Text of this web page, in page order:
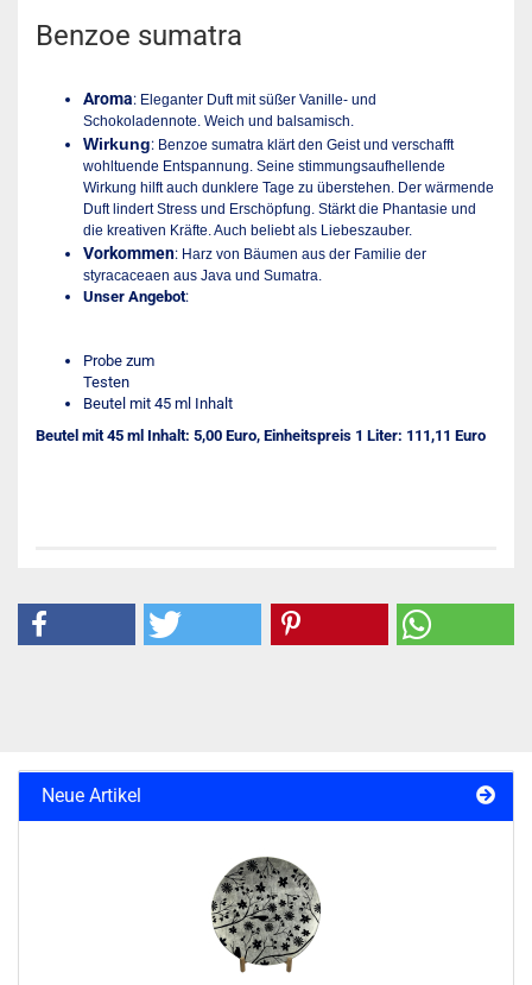
Benzoe sumatra
Aroma: Eleganter Duft mit süßer Vanille- und
Schokoladennote. Weich und balsamisch.
Wirkung: Benzoe sumatra klärt den Geist und verschafft
wohltuende Entspannung. Seine stimmungsaufhellende
Wirkung hilft auch dunklere Tage zu überstehen. Der wärmende
Duft lindert Stress und Erschöpfung. Stärkt die Phantasie und
die kreativen Kräfte. Auch beliebt als Liebeszauber.
Vorkommen: Harz von Bäumen aus der Familie der
styracaceaen aus Java und Sumatra.
Unser Angebot:
Probe zum
Beutel mit 45 ml Inhalt
Beutel mit 45 ml Inhalt: 5,00 Euro, Einheitspreis 1 Liter: 111,11 Euro
Neue Artikel